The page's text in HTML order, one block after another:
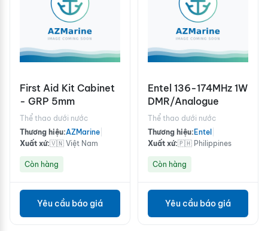
First Aid Kit Cabinet
- GRP 5mm
Thể thao dưới nước
Thương hiệu:AZMarine
Xuất xứ:🇻🇳 Việt Nam
Còn hàng
Yêu cầu báo giá
Entel 136-174MHz 1W
DMR/Analogue
Thể thao dưới nước
Thương hiệu: Entel
Xuất xứ:🇵🇭 Philippines
Còn hàng
Yêu cầu báo giá